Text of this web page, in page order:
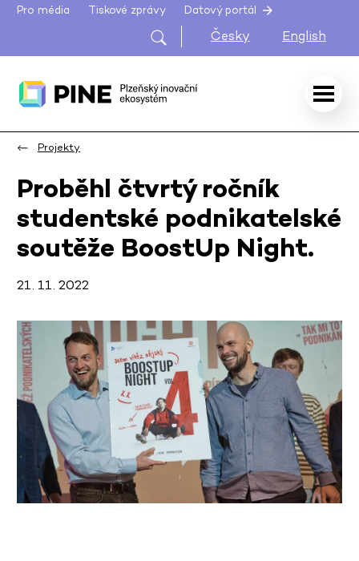
Pro média Tiskové zprávy Datový portál
Česky English
Projekty
Proběhl čtvrtý ročník
studentské podnikatelské
soutěže BoostUp Night.
21. 11. 2022